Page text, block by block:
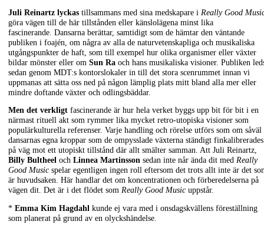
Juli Reinartz lyckas tillsammans med sina medskapare i Really Good
göra vägen till de här tillstånden eller känslolägena minst lika
fascinerande. Dansarna berättar, samtidigt som de hämtar den väntande
publiken i foajén, om några av alla de naturvetenskapliga och musikaliska
utgångspunkter de haft, som till exempel hur olika organismer eller växter
bildar mönster eller om Sun Ra och hans musikaliska visioner. Publiken
sedan genom MDT:s kontorslokaler in till det stora scenrummet innan vi
uppmanas att sätta oss ned på någon lämplig plats mitt bland alla mer eller
mindre doftande växter och odlingsbäddar.
Men det verkligt fascinerande är hur hela verket byggs upp bit för bit i en
närmast rituell akt som rymmer lika mycket retro-utopiska visioner som
populärkulturella referenser. Varje handling och rörelse utförs som om såväl
dansarnas egna kroppar som de ompysslade växterna ständigt finkalibrerades
på väg mot ett utopiskt tillstånd där allt smälter samman. Att Juli Reinartz,
Billy Bultheel och Linnea Martinsson sedan inte når ända dit med Really
Good Music spelar egentligen ingen roll eftersom det trots allt inte är det
är huvudsaken. Här handlar det om koncentrationen och förberedelserna på
vägen dit. Det är i det flödet som Really Good Music uppstår.
* Emma Kim Hagdahl kunde ej vara med i onsdagskvällens föreställning
som planerat på grund av en olyckshändelse.